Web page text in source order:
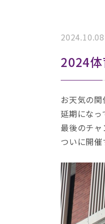
2024.10.08
2024体
お天気の
延期になっ
最後のチャ
ついに開催